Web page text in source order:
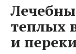
теплых
и